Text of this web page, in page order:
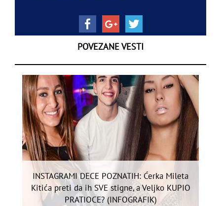
POVEZANE VESTI
INSTAGRAMI DECE POZNATIH: Ćerka Mileta
Kitića preti da ih SVE stigne, a Veljko KUPIO
PRATIOCE? (INFOGRAFIK)